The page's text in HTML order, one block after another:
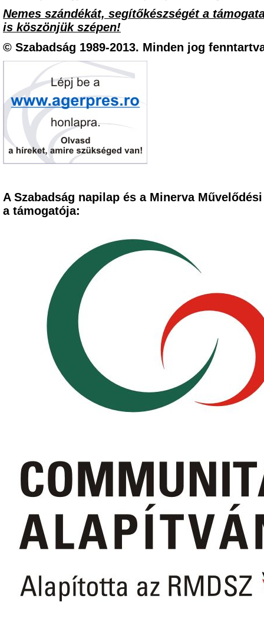
Nemes szándékát, segítőkészségét a
is köszönjük szépen!
© Szabadság 1989-2013. Minden jog
A Szabadság napilap és a Minerva
a támogatója: